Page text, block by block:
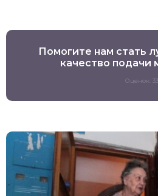
Помогите нам стать
качество подачи
Оценок: 33